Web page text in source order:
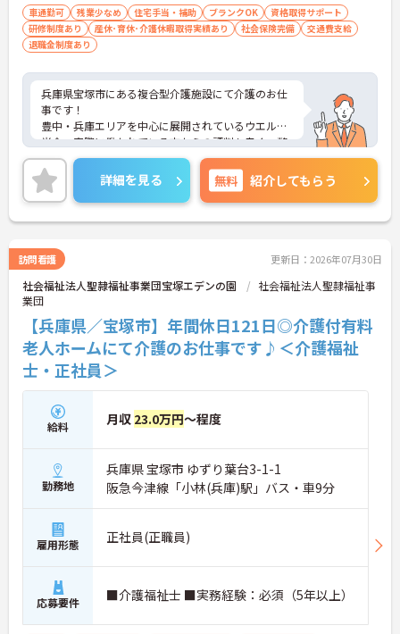
車通勤可 残業少なめ 住宅手当・補助 ブランクOK
資格取得サポート
研修制度あり
産休･育休･介護休暇取得実績あり 社会保険完備
交通費支給
退職金制度あり
兵庫県宝塚市にある複合型介護施設にて介護のお仕
事です！
豊中・兵庫エリアを中心に展開されているウエル清
光会。実際に働かれている方からの評判も良く、弊
社からの紹介実績も多数です！
未経験の方からステップアップを図りたい方まで、
それぞれの目標に応じた働き方のできる職場です！
給与と福利厚生も手厚く、資格取得支援制度もしっ
かりと用意されています！
寧に教えてくれるので安心してご勤務いただけま
す！
また、資格取得制度もあるので、働きながら資格を
とれるのも大きな魅力♪ご興味を持たれましたら、
お気軽にアドバイザーにお問い合わせください！詳
しい詳細をお伝えいたします！
詳細を見る 無料 紹介してもらう
訪問看護 更新日：2026年07月30日
社会福祉法人聖隷福祉事業団宝塚エデンの園
社会福祉法人聖隷福祉事
業団
【兵庫県／宝塚市】年間休日121日◎介護付有料
老人ホームにて介護のお仕事です♪＜介護福祉
士・正社員＞
給料 月収 23.0万円～程度
勤務地
兵庫県 宝塚市 ゆずり葉台3-1-1
阪急今津線「小林(兵庫)駅」バス・車9分
雇用形態 正社員(正職員)
応募要件 ■介護福祉士 ■実務経験：必須（5年以上）